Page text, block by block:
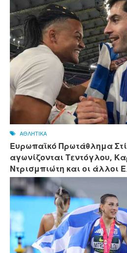
ΑΘΛΗΤΙΚΑ
Ευρωπαϊκό Πρωτάθλημα
αγωνίζονται Τεντόγλου,
Ντρισμπιώτη και οι άλλοι